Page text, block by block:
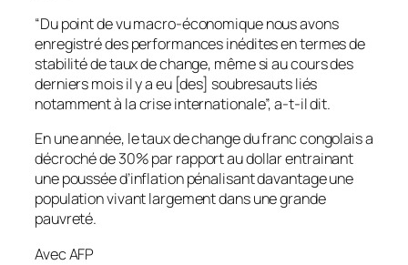
“Du point de vu macro-économique nous avons
enregistré des performances inédites en termes de
stabilité de taux de change, même si au cours des
derniers mois il y a eu [des] soubresauts liés
notamment à la crise internationale”, a-t-il dit.
En une année, le taux de change du franc congolais a
décroché de 30% par rapport au dollar entrainant
une poussée d’inflation pénalisant davantage une
population vivant largement dans une grande
pauvreté.
Avec AFP